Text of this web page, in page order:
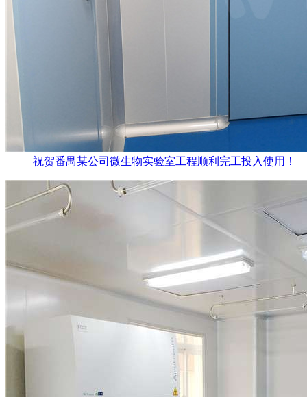
祝贺番禺某公司微生物实验室工程顺利完工投入使用！